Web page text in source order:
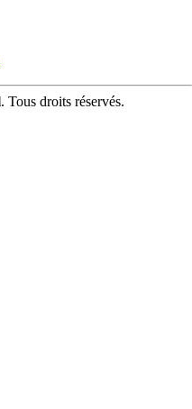
. Tous droits réservés.